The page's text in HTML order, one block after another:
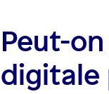
Peut-
digitale